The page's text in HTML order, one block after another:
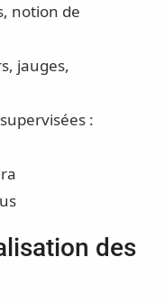
notion de
jauges,
:
des